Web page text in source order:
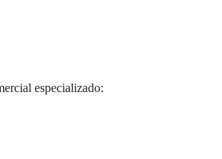
especializado: